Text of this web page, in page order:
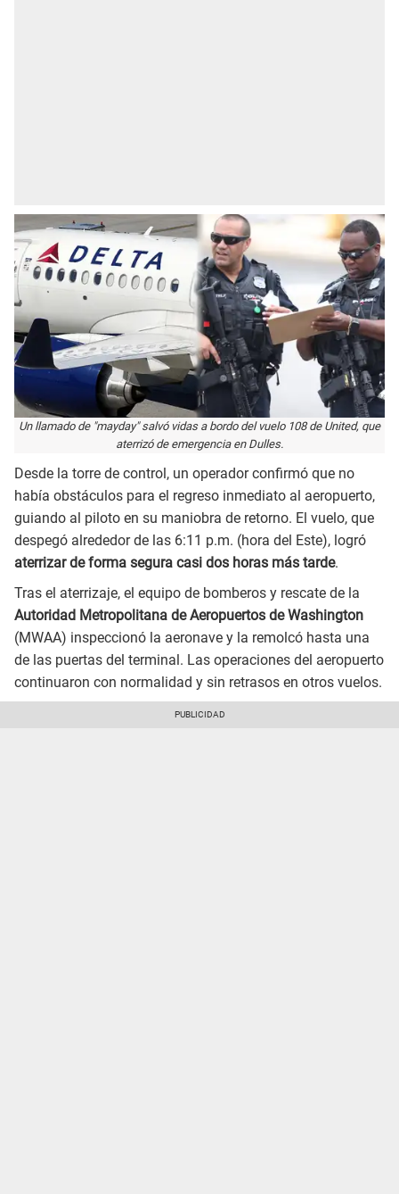
Un llamado de "mayday" salvó vidas a bordo del vuelo 108 de United, que
aterrizó de emergencia en Dulles.
Desde la torre de control, un operador confirmó que no
había obstáculos para el regreso inmediato al aeropuerto,
guiando al piloto en su maniobra de retorno. El vuelo, que
despegó alrededor de las 6:11 p.m. (hora del Este), logró
aterrizar de forma segura casi dos horas más tarde.
Tras el aterrizaje, el equipo de bomberos y rescate de la
Autoridad Metropolitana de Aeropuertos de Washington
(MWAA) inspeccionó la aeronave y la remolcó hasta una
de las puertas del terminal. Las operaciones del aeropuerto
continuaron con normalidad y sin retrasos en otros vuelos.